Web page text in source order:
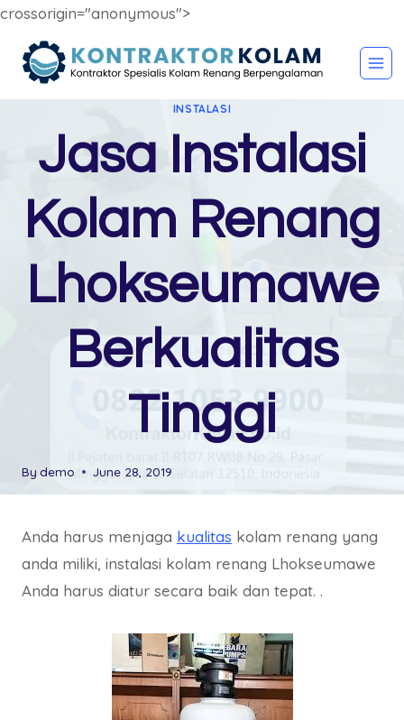
crossorigin="anonymous">
INSTALASI
Jasa Instalasi
Kolam Renang
Lhokseumawe
Berkualitas
Tinggi
By demo June 28, 2019
Anda harus menjaga kualitas kolam renang yang
anda miliki, instalasi kolam renang Lhokseumawe
Anda harus diatur secara baik dan tepat. .